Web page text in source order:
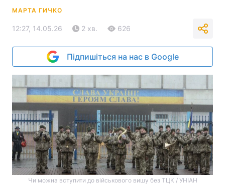
МАРТА ГИЧКО
12:27, 14.05.26 2 хв. 626
Підпишіться на нас в Google
Чи можна вступити до військового вишу без ТЦК / УНІАН